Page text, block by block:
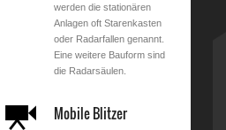
werden die stationären
Anlagen oft Starenkasten
oder Radarfallen genannt.
Eine weitere Bauform sind
die Radarsäulen.
Mobile Blitzer